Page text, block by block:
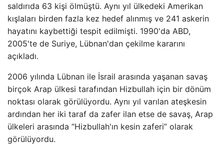
saldırıda 63 kişi ölmüştü. Aynı yıl ülkedeki Amerikan
kışlaları birden fazla kez hedef alınmış ve 241 askerin
hayatını kaybettiği tespit edilmişti. 1990'da ABD,
2005'te de Suriye, Lübnan'dan çekilme kararını
açıkladı.
2006 yılında Lübnan ile İsrail arasında yaşanan savaş
birçok Arap ülkesi tarafından Hizbullah için bir dönüm
noktası olarak görülüyordu. Aynı yıl varılan ateşkesin
ardından her iki taraf da zafer ilan etse de savaş, Arap
ülkeleri arasında “Hizbullah'ın kesin zaferi” olarak
görülüyordu.